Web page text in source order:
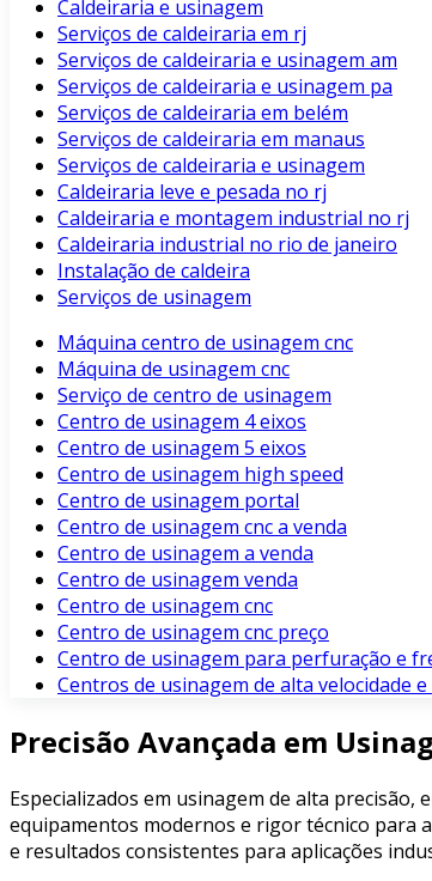
Caldeiraria e usinagem
Serviços de caldeiraria em rj
Serviços de caldeiraria e usinagem am
Serviços de caldeiraria e usinagem pa
Serviços de caldeiraria em belém
Serviços de caldeiraria em manaus
Serviços de caldeiraria e usinagem
Caldeiraria leve e pesada no rj
Caldeiraria e montagem industrial no rj
Caldeiraria industrial no rio de janeiro
Instalação de caldeira
Serviços de usinagem
Máquina centro de usinagem cnc
Máquina de usinagem cnc
Serviço de centro de usinagem
Centro de usinagem 4 eixos
Centro de usinagem 5 eixos
Centro de usinagem high speed
Centro de usinagem portal
Centro de usinagem cnc a venda
Centro de usinagem a venda
Centro de usinagem venda
Centro de usinagem cnc
Centro de usinagem cnc preço
Centro de usinagem para perfuração e
Centros de usinagem de alta velocidade
Precisão Avançada em
Especializados em usinagem de alta
equipamentos modernos e rigor técnico para
e resultados consistentes para aplicações